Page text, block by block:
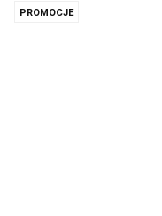
PROMOCJE